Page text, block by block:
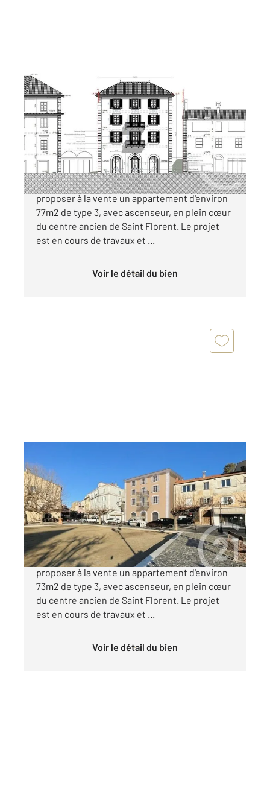
ST FLORENT 202
77,21 m2
, 3 pièces
Ref : 784
Appartement T3 à vendre
609 000 €
Century21 à Saint Florent a le plaisir de vous
proposer à la vente un appartement d'environ
77m2 de type 3, avec ascenseur, en plein cœur
du centre ancien de Saint Florent. Le projet
est en cours de travaux et ...
Voir le détail du bien
72,44 m
Ref : 783
Appartement T3 à vendre
595 000 €
Century21 à Saint Florent a le plaisir de vous
proposer à la vente un appartement d'environ
73m2 de type 3, avec ascenseur, en plein cœur
du centre ancien de Saint Florent. Le projet
est en cours de travaux et ...
Voir le détail du bien